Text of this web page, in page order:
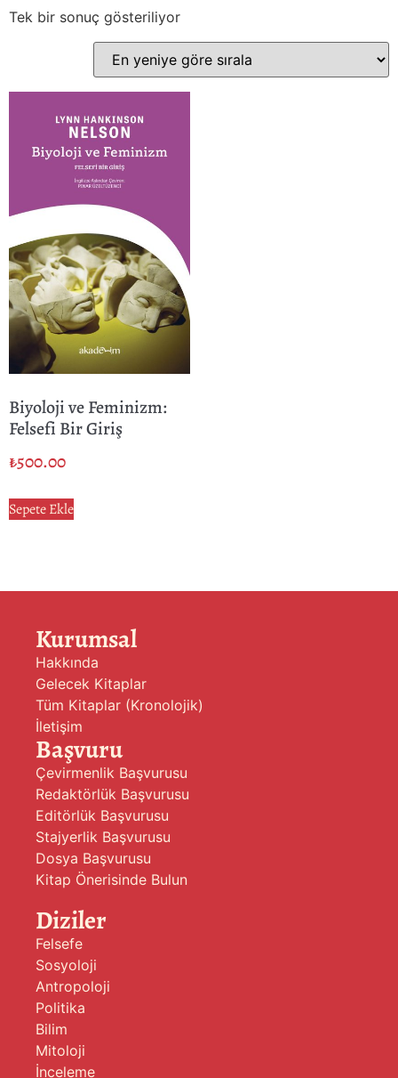
Tek bir sonuç gösteriliyor
Biyoloji ve Feminizm:
Felsefi Bir Giriş
₺500.00
Sepete Ekle
Kurumsal
Hakkında
Gelecek Kitaplar
Tüm Kitaplar (Kronolojik)
İletişim
Başvuru
Çevirmenlik Başvurusu
Redaktörlük Başvurusu
Editörlük Başvurusu
Stajyerlik Başvurusu
Dosya Başvurusu
Kitap Önerisinde Bulun
Diziler
Felsefe
Sosyoloji
Antropoloji
Politika
Bilim
Mitoloji
İnceleme